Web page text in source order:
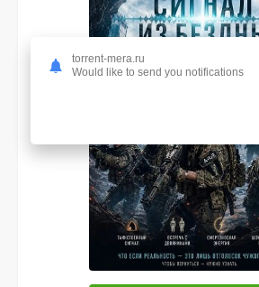
torrent-mera.ru
Would like to send you notifications